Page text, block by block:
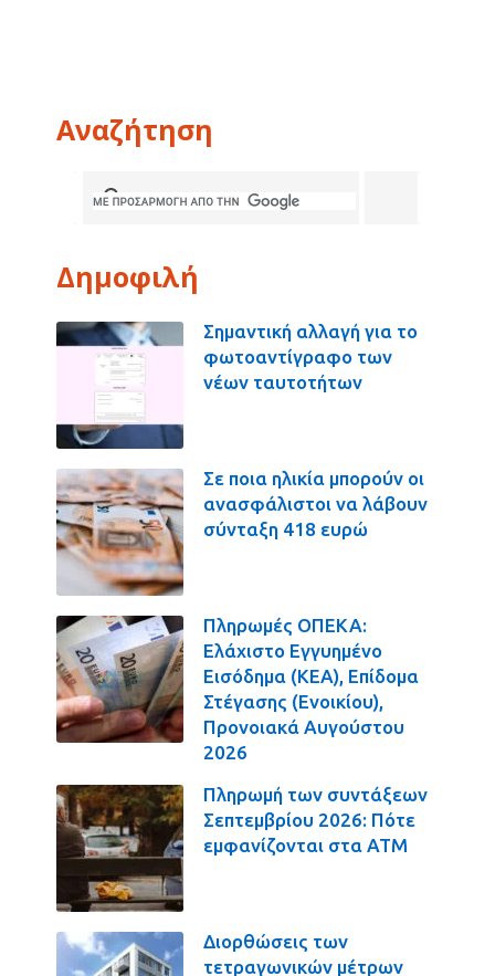
Αναζήτηση
Δημοφιλή
Σημαντική αλλαγή για το
φωτοαντίγραφο των
νέων ταυτοτήτων
Σε ποια ηλικία μπορούν οι
ανασφάλιστοι να λάβουν
σύνταξη 418 ευρώ
Πληρωμές ΟΠΕΚΑ:
Ελάχιστο Εγγυημένο
Εισόδημα (ΚΕΑ), Επίδομα
Στέγασης (Ενοικίου),
Προνοιακά Αυγούστου
2026
Πληρωμή των συντάξεων
Σεπτεμβρίου 2026: Πότε
εμφανίζονται στα ΑΤΜ
Διορθώσεις των
τετραγωνικών μέτρων